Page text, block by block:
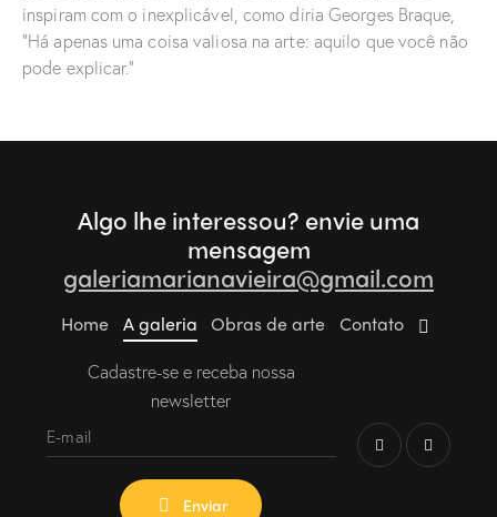
inspiram com o inexplicável, como diria Georges Braque,
“Há apenas uma coisa valiosa na arte: aquilo que você não
pode explicar.”
Algo lhe interessou? envie uma
mensagem
galeriamarianavieira@gmail.com
Home A galeria Obras de arte Contato
Cadastre-se e receba nossa
newsletter